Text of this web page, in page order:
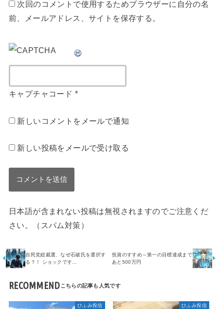
次回のコメントで使用するためブラウザーに自分の名
前、メールアドレス、サイトを保存する。
キャプチャコード *
新しいコメントをメールで通知
新しい投稿をメールで受け取る
日本語が含まれない投稿は無視されますのでご注意くだ
さい。（スパム対策）
自民党総裁選、なぜ石破氏を選択す
る？！ ショックです…
投資のすすめ～第一の目標達成まで
あと500万円
RECOMMEND
ひふみ投信 ひふみ投信